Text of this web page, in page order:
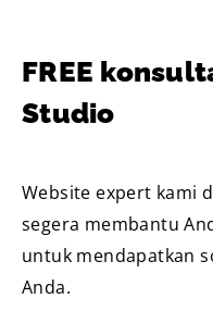
FREE
Studio
Website expert kami
segera membantu
untuk mendapatkan
Anda.